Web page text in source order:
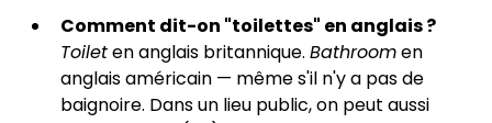
Comment dit-on "toilettes" en anglais ?
Toileten anglais britannique. Bathroomen
anglais américain — même s'il n'y a pas de
baignoire. Dans un lieu public, on peut aussi